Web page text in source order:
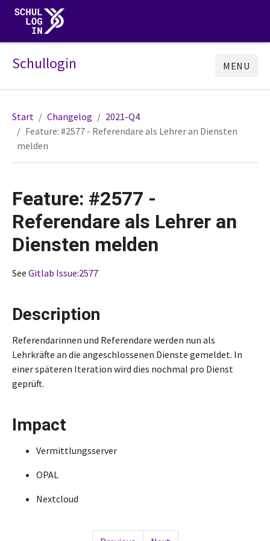
Schullogin MENU
Start Changelog
2021-Q4
Feature: #2577 - Referendare als Lehrer an Diensten
melden
Feature: #2577 -
Referendare als Lehrer an
Diensten melden
See Gitlab Issue:2577
Description
Referendarinnen und Referendare werden nun als
Lehrkräfte an die angeschlossenen Dienste gemeldet. In
einer späteren Iteration wird dies nochmal pro Dienst
geprüft.
Impact
Vermittlungsserver
OPAL
Nextcloud